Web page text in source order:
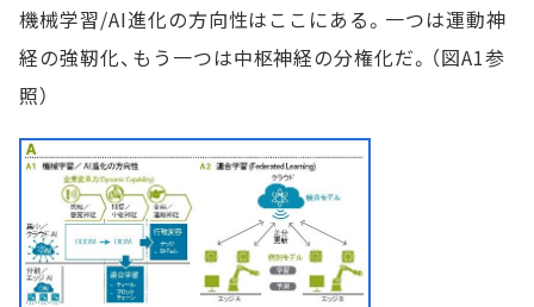
機械学習/AI進化の方向性はここにある。一つは運動神
経の強靭化、もう一つは中枢神経の分権化だ。（図A1参
照）